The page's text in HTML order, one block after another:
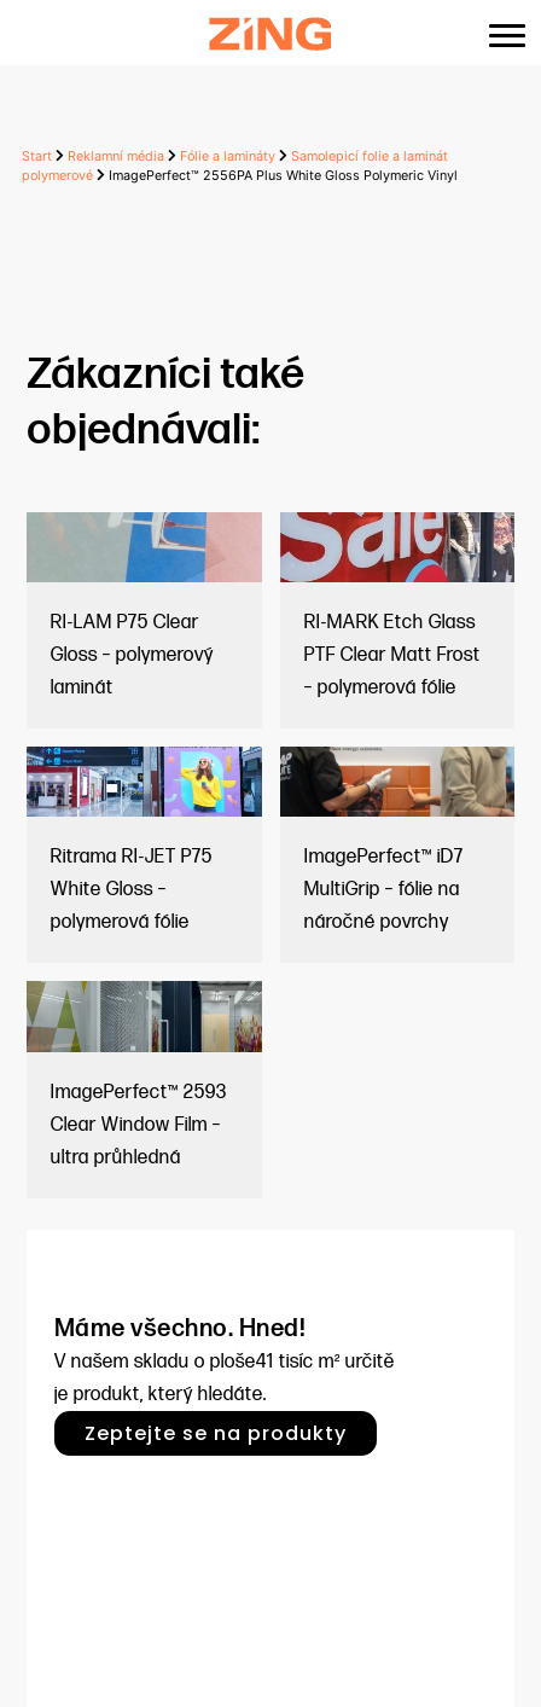
Start Reklamní média Fólie a lamináty
Samolepicí folie a laminát
polymerové
ImagePerfect™ 2556PA Plus White Gloss Polymeric Vinyl
Zákazníci také
objednávali:
RI-LAM P75 Clear
Gloss – polymerový
laminát
RI-MARK Etch Glass
PTF Clear Matt Frost
– polymerová fólie
Ritrama RI-JET P75
White Gloss –
polymerová fólie
ImagePerfect™ iD7
MultiGrip – fólie na
náročné povrchy
ImagePerfect™ 2593
Clear Window Film –
ultra průhledná
Máme všechno. Hned!
V našem skladu o ploše41 tisíc m² určitě
je produkt, který hledáte.
Zeptejte se na produkty